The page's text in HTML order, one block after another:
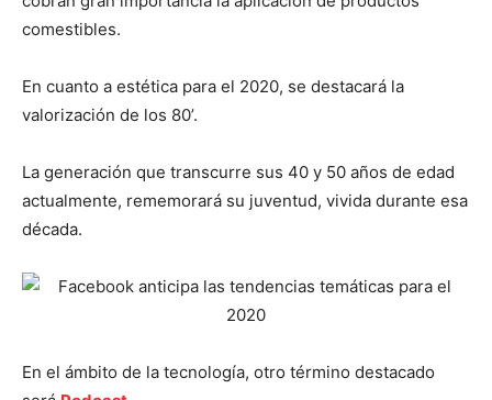
comestibles.
En cuanto a estética para el 2020, se destacará la
valorización de los 80’.
La generación que transcurre sus 40 y 50 años de edad
actualmente, rememorará su juventud, vivida durante esa
década.
En el ámbito de la tecnología, otro término destacado